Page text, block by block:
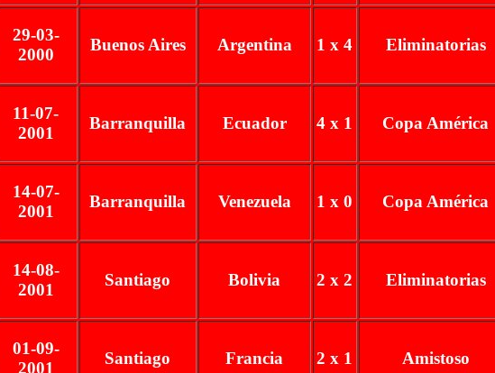
29-03-
2000
Buenos Aires Argentina 1 x 4 Eliminatorias
11-07-
2001
Barranquilla Ecuador 4 x 1 Copa América
14-07-
2001
Barranquilla Venezuela 1 x 0 Copa América
14-08-
2001
Santiago Bolivia 2 x 2 Eliminatorias
01-09-
2001
Santiago Francia 2 x 1 Amistoso